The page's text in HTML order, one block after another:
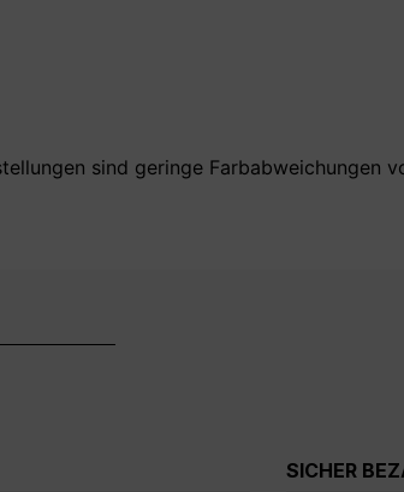
sind geringe Farbabweichungen
SICHER